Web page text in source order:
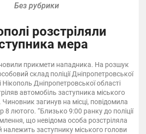
Без рубрики
розстріляли
мера
прикмети нападника. На розшук
склад поліції Дніпропетровської
Нікополь Дніпропетровської області
автомобіль заступника міського
загинув на місці, повідомила
8 лютого. “Близько 9:00 ранку до поліції
що невідома особа розстріляла
належить заступнику міського голови